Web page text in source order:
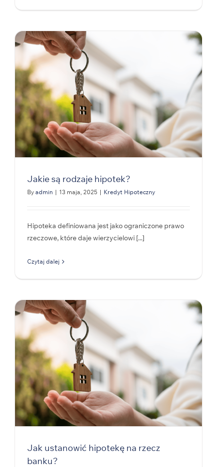
Jakie są rodzaje hipotek?
By admin | 13 maja, 2025 | Kredyt Hipoteczny
Hipoteka definiowana jest jako ograniczone prawo
rzeczowe, które daje wierzycielowi [...]
Czytaj dalej
Jak ustanowić hipotekę na rzecz
banku?